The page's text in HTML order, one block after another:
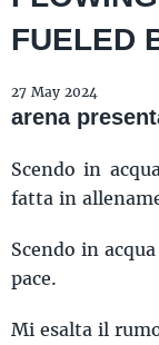
FUELED
27 May 2024
arena
Scendo in
fatta in
Scendo in
pace.
Mi esalta il